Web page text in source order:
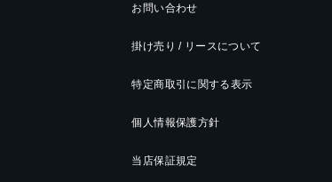
お問い合わせ
掛け売り / リースについて
特定商取引に関する表示
個人情報保護方針
当店保証規定